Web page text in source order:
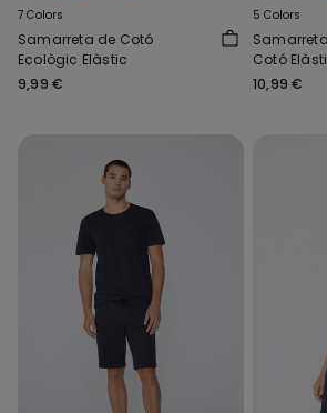
7 Colors
Samarreta de Cotó
Ecològic Elàstic
9,99 €
5 Colors
Cotó
10,99 €